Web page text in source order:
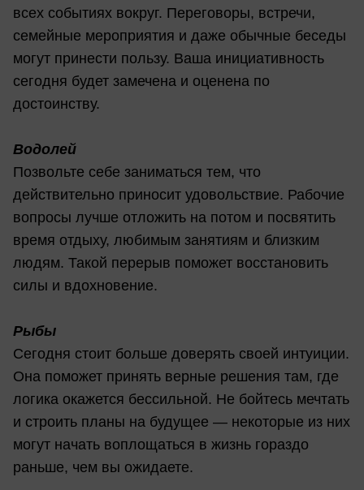
всех событиях вокруг. Переговоры, встречи,
семейные мероприятия и даже обычные беседы
могут принести пользу. Ваша инициативность
сегодня будет замечена и оценена по
достоинству.
Водолей
Позвольте себе заниматься тем, что
действительно приносит удовольствие. Рабочие
вопросы лучше отложить на потом и посвятить
время отдыху, любимым занятиям и близким
людям. Такой перерыв поможет восстановить
силы и вдохновение.
Рыбы
Сегодня стоит больше доверять своей интуиции.
Она поможет принять верные решения там, где
логика окажется бессильной. Не бойтесь мечтать
и строить планы на будущее — некоторые из них
могут начать воплощаться в жизнь гораздо
раньше, чем вы ожидаете.